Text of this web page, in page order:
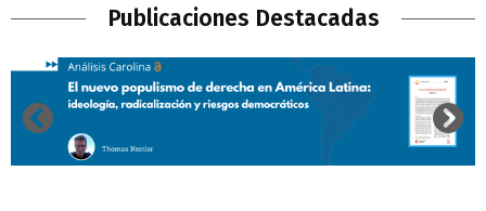
Publicaciones Destacadas